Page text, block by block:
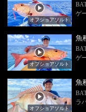
オフショアソルト
ゲ
オフショアソルト
魚
ゲ
オフショアソルト
魚
ラ